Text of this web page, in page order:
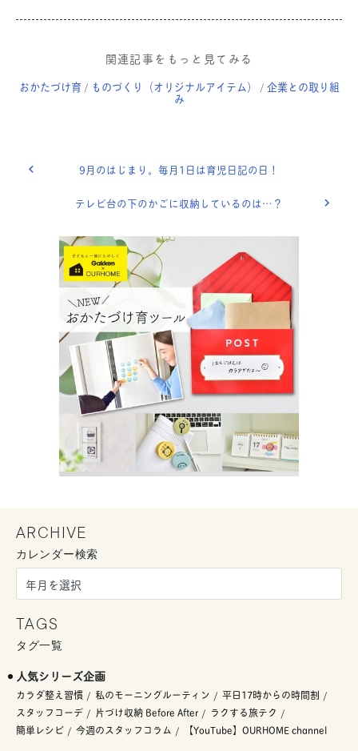
関連記事をもっと見てみる
おかたづけ育/ ものづくり（オリジナルアイテム） / 企業との取り組
み
9月のはじまり。毎月1日は育児日記の日！
テレビ台の下のかごに収納しているのは…？
ARCHIVE
カレンダー検索
TAGS
タグ一覧
人気シリーズ企画
カラダ整え習慣 私のモーニングルーティン
平日17時からの時間割
スタッフコーデ
片づけ収納 Before After
ラクする旅テク
簡単レシピ
今週のスタッフコラム 【YouTube】OURHOME channel